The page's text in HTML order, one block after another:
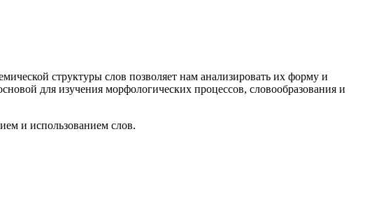
структуры слов позволяет нам анализировать их форму и
для изучения морфологических процессов, словообразования и
и использованием слов.